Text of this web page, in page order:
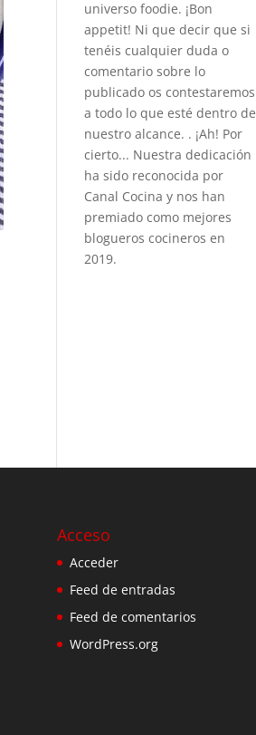
universo foodie. ¡Bon
appetit! Ni que decir que si
tenéis cualquier duda o
comentario sobre lo
publicado os contestaremos
a todo lo que esté dentro de
nuestro alcance. . ¡Ah! Por
cierto... Nuestra dedicación
ha sido reconocida por
Canal Cocina y nos han
premiado como mejores
blogueros cocineros en
2019.
Acceso
Acceder
Feed de entradas
Feed de comentarios
WordPress.org